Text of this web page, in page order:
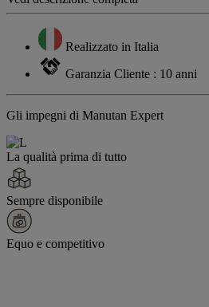
Realizzato in Italia
Garanzia Cliente : 10 anni
Gli impegni di Manutan Expert
La qualità prima di tutto
Sempre disponibile
Equo e competitivo